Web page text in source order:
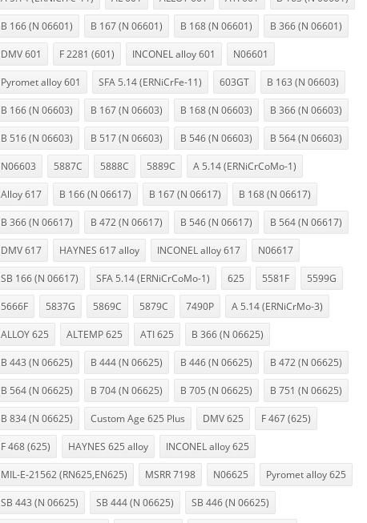
B 166 (N 06601) B 167 (N 06601) B 168 (N 06601) B 366 (N 06601)
DMV 601 F 2281 (601) INCONEL alloy 601 N06601
Pyromet alloy 601 SFA 5.14 (ERNiCrFe-11) 603GT B 163 (N 06603)
B 166 (N 06603) B 167 (N 06603) B 168 (N 06603) B 366 (N 06603)
B 516 (N 06603) B 517 (N 06603) B 546 (N 06603) B 564 (N 06603)
N06603 5887C 5888C 5889C A 5.14 (ERNiCrCoMo-1)
Alloy 617 B 166 (N 06617) B 167 (N 06617) B 168 (N 06617)
B 366 (N 06617) B 472 (N 06617) B 546 (N 06617) B 564 (N 06617)
DMV 617 HAYNES 617 alloy INCONEL alloy 617 N06617
SB 166 (N 06617) SFA 5.14 (ERNiCrCoMo-1) 625 5581F 5599G
5666F 5837G 5869C 5879C 7490P A 5.14 (ERNiCrMo-3)
ALLOY 625 ALTEMP 625 ATI 625 B 366 (N 06625)
B 443 (N 06625) B 444 (N 06625) B 446 (N 06625) B 472 (N 06625)
B 564 (N 06625) B 704 (N 06625) B 705 (N 06625) B 751 (N 06625)
B 834 (N 06625) Custom Age 625 Plus DMV 625 F 467 (625)
F 468 (625) HAYNES 625 alloy INCONEL alloy 625
MIL-E-21562 (RN625,EN625) MSRR 7198 N06625 Pyromet alloy 625
SB 443 (N 06625) SB 444 (N 06625) SB 446 (N 06625)